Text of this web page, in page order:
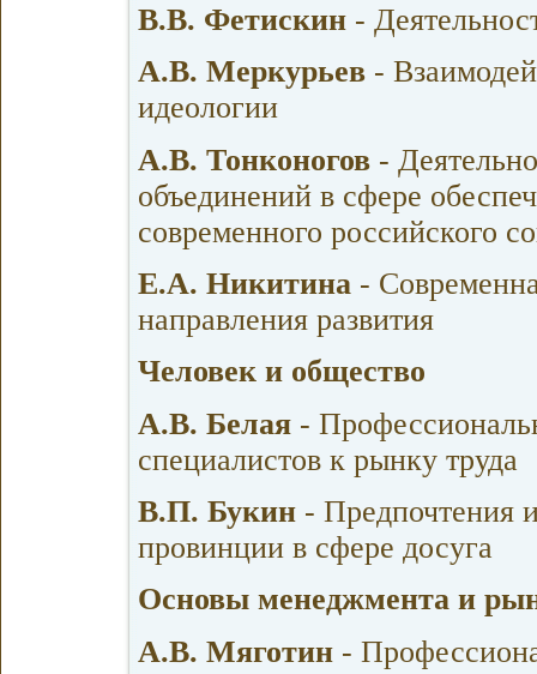
В.В. Фетискин -
А.В. Меркурьев -
идеологии
А.В. Тонконогов -
объединений в сфере
современного российского
Е.А. Никитина -
направления развития
Человек и общество
А.В. Белая -
специалистов к рынку труда
В.П. Букин - Предпочтения
провинции в сфере досуга
Основы менеджмента и
А.В. Мяготин -